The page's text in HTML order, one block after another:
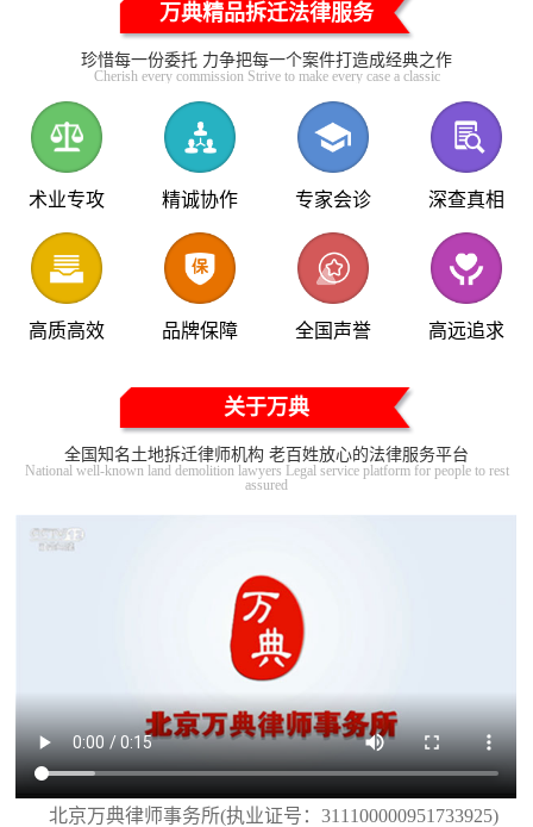
万典精品拆迁法律服务
珍惜每一份委托 力争把每一个案件打造成经典之作
Cherish every commission Strive to make every case a classic
术业专攻 精诚协作 专家会诊 深查真相
高质高效 品牌保障 全国声誉 高远追求
关于万典
全国知名土地拆迁律师机构 老百姓放心的法律服务平台
National well-known land demolition lawyers Legal service platform for people to rest
assured
北京万典律师事务所(执业证号：311100000951733925)